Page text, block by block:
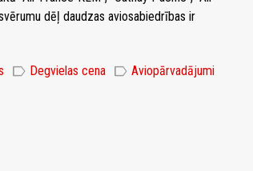
dēļ daudzas aviosabiedrības ir
label Degvielas cena label Aviopārvadājumi